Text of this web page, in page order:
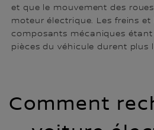
et que le mouvement des
moteur électrique. Les freins et
composants mécaniques étant
pièces du véhicule durent plus
Comment